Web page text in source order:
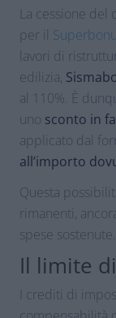
La cessione del
per il
lavori di
edilizia,
al 110%. È
uno sconto in
applicato dal
all’importo
Questa
rimanenti,
spese sostenute.
Il limite
I crediti di